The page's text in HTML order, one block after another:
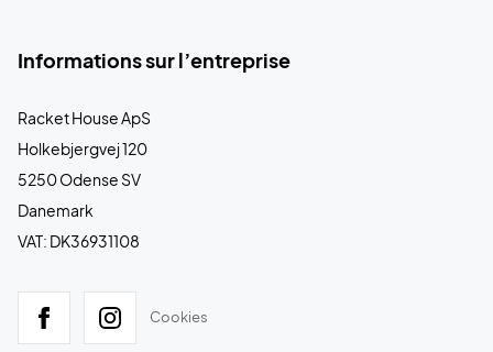
Informations sur l’entreprise
Racket House ApS
Holkebjergvej 120
5250 Odense SV
Danemark
VAT: DK36931108
Cookies